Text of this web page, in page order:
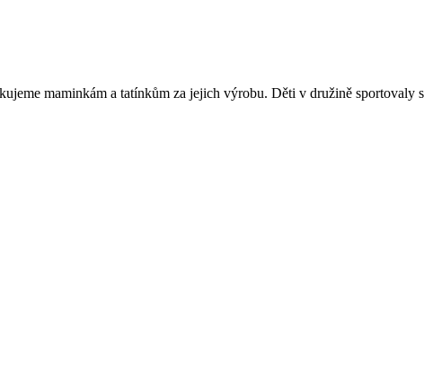
maminkám a tatínkům za jejich výrobu. Děti v družině sportovaly